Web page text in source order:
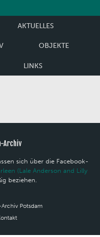
AKTUELLES
OBJEKTE
LINKS
Archiv
sich über die Facebook-
(Lale Anderson and Lilly
beziehen.
Potsdam